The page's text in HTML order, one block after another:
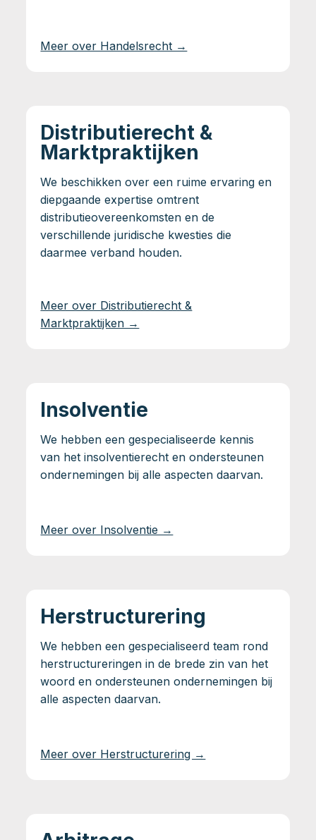
Meer over Handelsrecht →
Distributierecht &
Marktpraktijken
We beschikken over een ruime ervaring en
diepgaande expertise omtrent
distributieovereenkomsten en de
verschillende juridische kwesties die
daarmee verband houden.
Meer over Distributierecht &
Marktpraktijken →
Insolventie
We hebben een gespecialiseerde kennis
van het insolventierecht en ondersteunen
ondernemingen bij alle aspecten daarvan.
Meer over Insolventie →
Herstructurering
We hebben een gespecialiseerd team rond
herstructureringen in de brede zin van het
woord en ondersteunen ondernemingen bij
alle aspecten daarvan.
Meer over Herstructurering →